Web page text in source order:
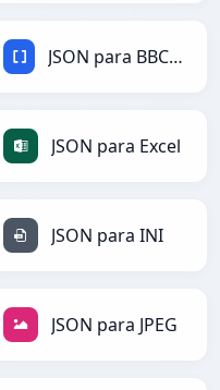
JSON para BBCode
JSON para Excel
JSON para INI
JSON para JPEG